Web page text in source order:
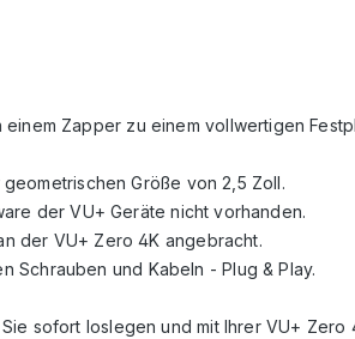
Zapper zu einem vollwertigen
Größe von 2,5 Zoll.
der VU+ Geräte nicht vorhanden.
der VU+ Zero 4K angebracht.
Schrauben und Kabeln - Plug & Play.
sofort loslegen und mit Ihrer VU+ Zero